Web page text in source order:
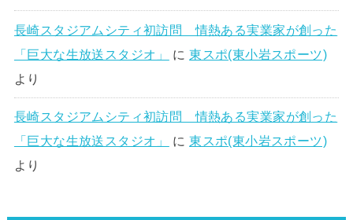
長崎スタジアムシティ初訪問 情熱ある実業家が創った
「巨大な生放送スタジオ」
に東スポ(東小岩スポーツ)
より
長崎スタジアムシティ初訪問 情熱ある実業家が創った
「巨大な生放送スタジオ」
に東スポ(東小岩スポーツ)
より